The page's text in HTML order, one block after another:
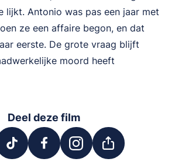
lijkt. Antonio was pas een jaar met
ze een affaire begon, en dat
eerste. De grote vraag blijft
moord heeft
Deel deze film